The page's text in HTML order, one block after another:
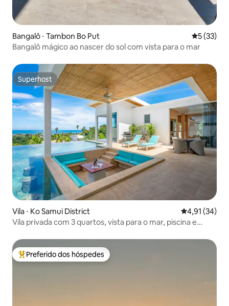
Bangalô ⋅ Tambon Bo Put 5 de uma
5 (33)
Bangalô mágico ao nascer do sol com vista para o mar
Superhost
Superhost
Vila ⋅ Ko Samui District 4,91 de uma
4,91 (34)
Vila privada com 3 quartos, vista para o mar, piscina e
Entre os melhores preferidos dos hóspedes
Preferido dos hóspedes